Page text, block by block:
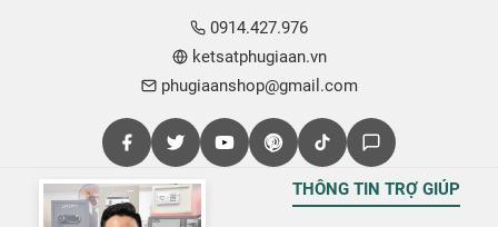
0914.427.976
ketsatphugiaan.vn
phugiaanshop@gmail.com
THÔNG TIN TRỢ GIÚP